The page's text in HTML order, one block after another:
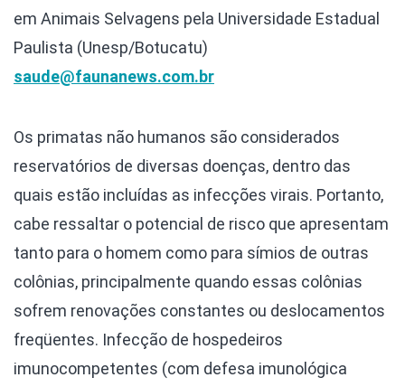
em Animais Selvagens pela Universidade Estadual
Paulista (Unesp/Botucatu)
saude@faunanews.com.br
Os primatas não humanos são considerados
reservatórios de diversas doenças, dentro das
quais estão incluídas as infecções virais. Portanto,
cabe ressaltar o potencial de risco que apresentam
tanto para o homem como para símios de outras
colônias, principalmente quando essas colônias
sofrem renovações constantes ou deslocamentos
freqüentes. Infecção de hospedeiros
imunocompetentes (com defesa imunológica